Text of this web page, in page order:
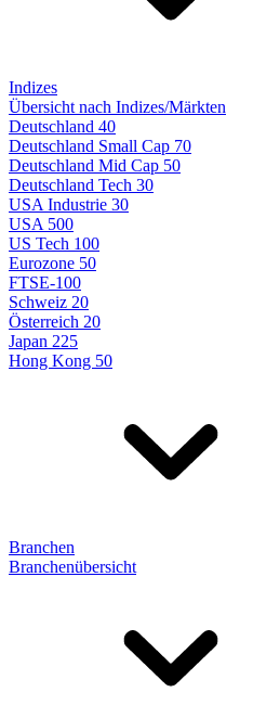
Indizes
Übersicht nach Indizes/Märkten
Deutschland 40
Deutschland Small Cap 70
Deutschland Mid Cap 50
Deutschland Tech 30
USA Industrie 30
USA 500
US Tech 100
Eurozone 50
FTSE-100
Schweiz 20
Österreich 20
Japan 225
Hong Kong 50
Branchen
Branchenübersicht